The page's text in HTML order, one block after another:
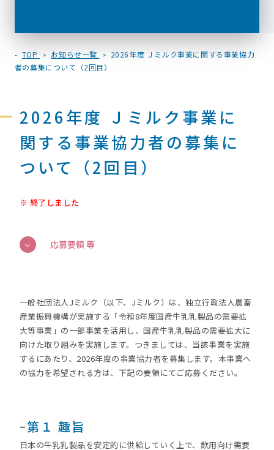
TOP お知らせ一覧
2026年度 Ｊミルク事業に関する事業協力
者の募集について（2回目）
2026年度 Ｊミルク事業に
関する事業協力者の募集に
ついて（2回目）
※ 終了しました
応募要領 等
一般社団法人Jミルク（以下、Jミルク）は、独立行政法人農畜
産業振興機構が実施する「令和8年度国産牛乳乳製品の需要拡
大等事業」の一部事業を活用し、国産牛乳乳製品の需要拡大に
向けた取り組みを実施します。つきましては、当該事業を実施
するにあたり、2026年度の事業協力者を募集します。本事業へ
の協力を希望される方は、下記の要領にてご応募ください。
ｰ第１ 趣旨
日本の牛乳乳製品を安定的に供給していく上で、飲用向け需要